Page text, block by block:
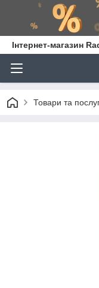
Інтернет-магазин
Товари та